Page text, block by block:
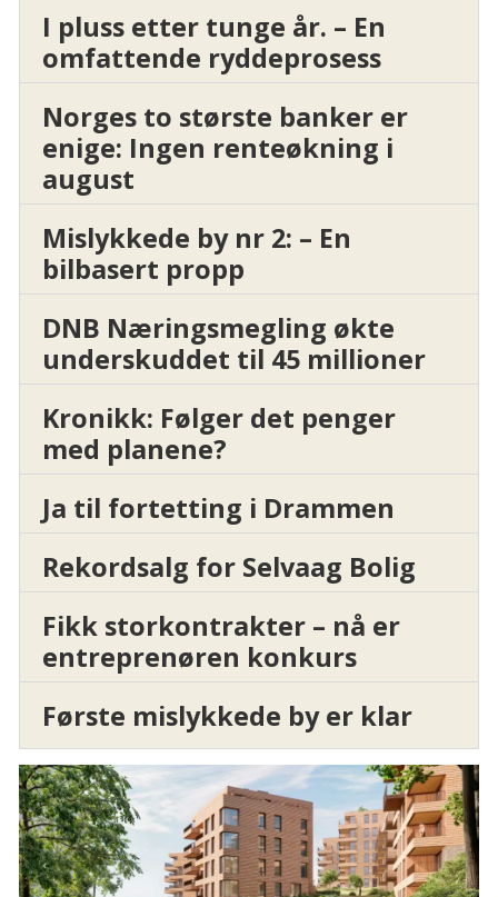
I pluss etter tunge år. – En
omfattende ryddeprosess
Norges to største banker er
enige: Ingen renteøkning i
august
Mislykkede by nr 2: – En
bilbasert propp
DNB Næringsmegling økte
underskuddet til 45 millioner
Kronikk: Følger det penger
med planene?
Ja til fortetting i Drammen
Rekordsalg for Selvaag Bolig
Fikk storkontrakter – nå er
entreprenøren konkurs
Første mislykkede by er klar